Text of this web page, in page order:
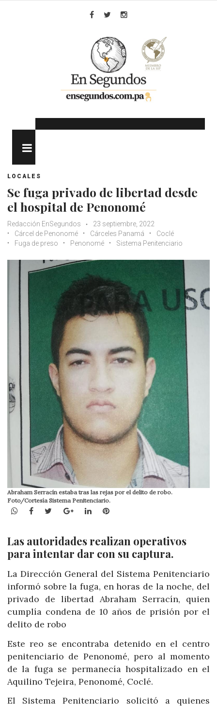
LOCALES
Se fuga privado de libertad desde
el hospital de Penonomé
Redacción EnSegundos
23 septiembre, 2022
Cárcel de Penonomé
Cárceles Panamá
Coclé
Fuga de preso
Penonomé Sistema Penitenciario
Abraham Serracín estaba tras las rejas por el delito de robo.
Foto/Cortesía Sistema Penitenciario.
WhatsApp
Facebook
TwitterGoogle+LinkedInPinterest
Las autoridades realizan operativos
para intentar dar con su captura.
La Dirección General del Sistema Penitenciario
informó sobre la fuga, en horas de la noche, del
privado de libertad Abraham Serracín, quien
cumplía condena de 10 años de prisión por el
delito de robo
Este reo se encontraba detenido en el centro
penitenciario de Penonomé, pero al momento
de la fuga se permanecía hospitalizado en el
Aquilino Tejeira, Penonomé, Coclé.
El Sistema Penitenciario solicitó a quienes